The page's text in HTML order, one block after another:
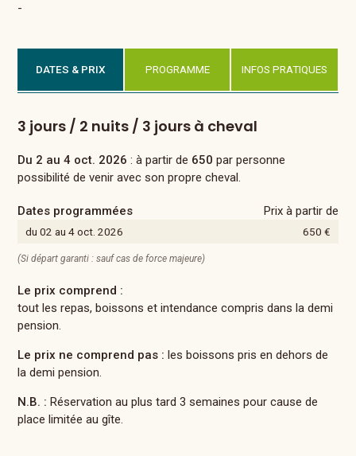
-
DATES & PRIX PROGRAMME INFOS PRATIQUES
3 jours / 2 nuits / 3 jours à cheval
Du 2 au 4 oct. 2026 : à partir de 650 par personne
possibilité de venir avec son propre cheval.
Dates programmées Prix à partir de
du 02 au 4 oct. 2026 650 €
(Si départ garanti : sauf cas de force majeure)
Le prix comprend :
tout les repas, boissons et intendance compris dans la demi
pension.
Le prix ne comprend pas : les boissons pris en dehors de
la demi pension.
N.B. : Réservation au plus tard 3 semaines pour cause de
place limitée au gîte.